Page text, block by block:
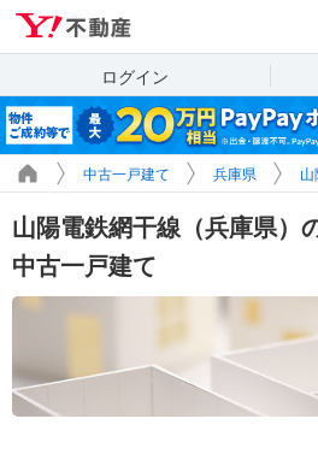
ログイン
中古一戸建て 兵庫県
山陽電鉄網干線（兵庫県）
中古一戸建て